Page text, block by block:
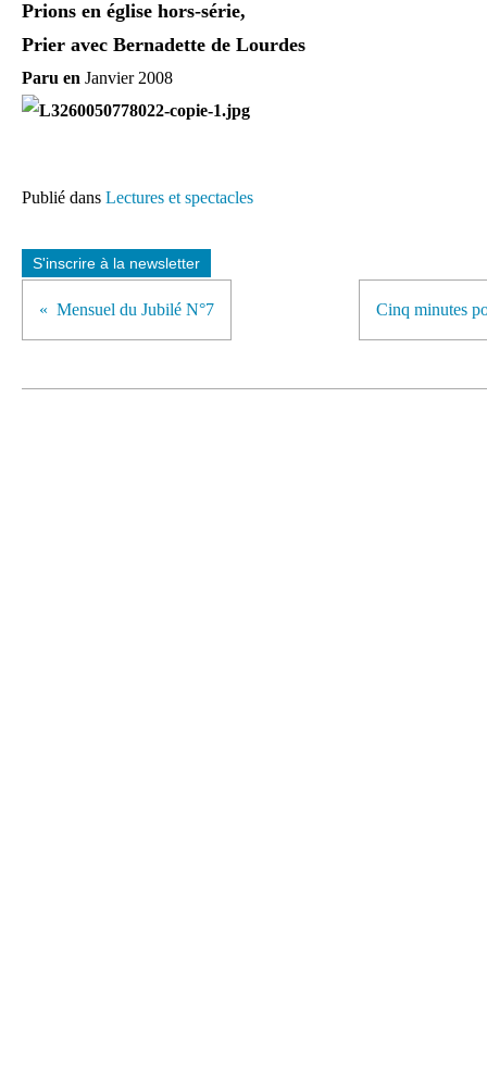
Prions en église hors-série,
Prier avec Bernadette de Lourdes
Paru en Janvier 2008
Publié dans Lectures et spectacles
S'inscrire à la newsletter
Mensuel du Jubilé N°7 Cinq minutes